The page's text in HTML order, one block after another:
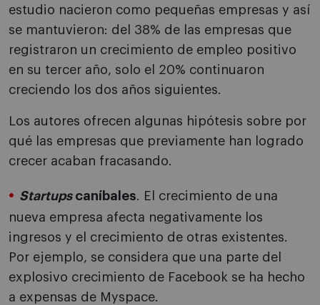
estudio nacieron como pequeñas empresas y así
se mantuvieron: del 38% de las empresas que
registraron un crecimiento de empleo positivo
en su tercer año, solo el 20% continuaron
creciendo los dos años siguientes.
Los autores ofrecen algunas hipótesis sobre por
qué las empresas que previamente han logrado
crecer acaban fracasando.
Startupscaníbales. El crecimiento de una
nueva empresa afecta negativamente los
ingresos y el crecimiento de otras existentes.
Por ejemplo, se considera que una parte del
explosivo crecimiento de Facebook se ha hecho
a expensas de Myspace.